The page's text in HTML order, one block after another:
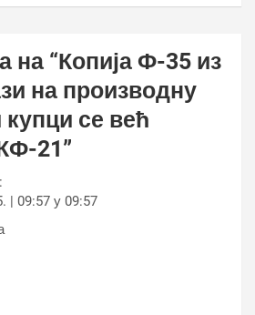
на “Копија Ф-35 из
на производну
купци се већ
21”
| 09:57 у 09:57